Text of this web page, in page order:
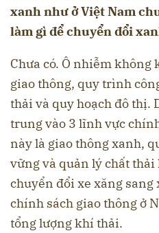
xanh như ở Việt Nam
làm gì để chuyển đổi
Chưa có. Ô nhiễm
giao thông, quy trình
thải và quy hoạch đô thị.
trung vào 3 lĩnh vực
này là giao thông xanh,
vững và quản lý chất thải
chuyển đổi xe xăng
chính sách giao thông ở
tổng lượng khí thải.